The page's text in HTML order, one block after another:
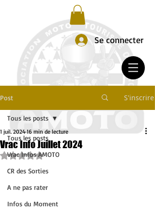
Se connecter
Post S'inscrire
Tous les posts
Vrac Infos AMOTO
CR des Sorties
A ne pas rater
Infos du Moment
Tous les posts
Vrac Info Juillet 2024
1 juil. 2024 16 min de lecture
Noté NaN étoiles sur 5.